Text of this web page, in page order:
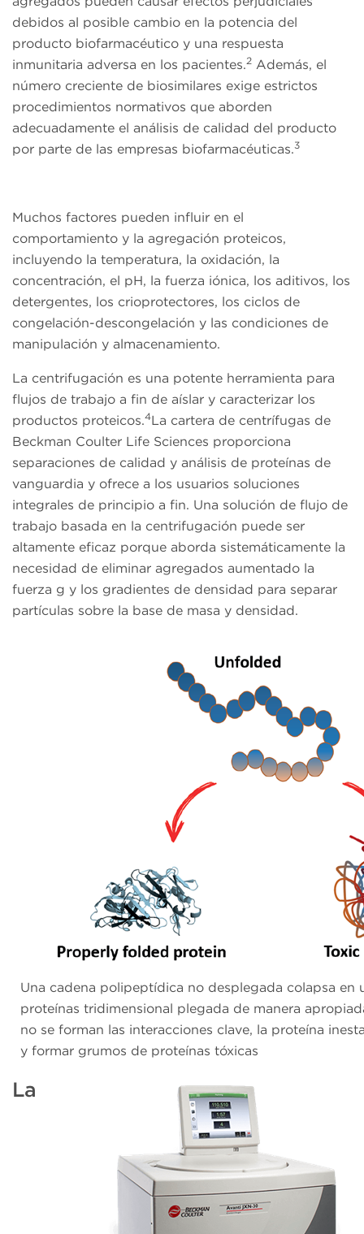
debidos al posible cambio en la potencia del
producto biofarmacéutico y una respuesta
inmunitaria adversa en los pacientes.2 Además, el
número creciente de biosimilares exige estrictos
procedimientos normativos que aborden
adecuadamente el análisis de calidad del producto
por parte de las empresas biofarmacéuticas.3
Muchos factores pueden influir en el
comportamiento y la agregación proteicos,
incluyendo la temperatura, la oxidación, la
concentración, el pH, la fuerza iónica, los aditivos, los
detergentes, los crioprotectores, los ciclos de
congelación-descongelación y las condiciones de
manipulación y almacenamiento.
La centrifugación es una potente herramienta para
flujos de trabajo a fin de aíslar y caracterizar los
productos proteicos.4La cartera de centrífugas de
Beckman Coulter Life Sciences proporciona
separaciones de calidad y análisis de proteínas de
vanguardia y ofrece a los usuarios soluciones
integrales de principio a fin. Una solución de flujo de
trabajo basada en la centrifugación puede ser
altamente eficaz porque aborda sistemáticamente la
necesidad de eliminar agregados aumentado la
fuerza g y los gradientes de densidad para separar
partículas sobre la base de masa y densidad.
Una cadena polipeptídica no desplegada colapsa en
proteínas tridimensional plegada de manera
no se forman las interacciones clave, la proteína
y formar grumos de proteínas tóxicas
La